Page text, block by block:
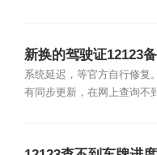
新换的驾驶证12123
系统延迟，等官方自行修复
有同步更新，在网上查询不